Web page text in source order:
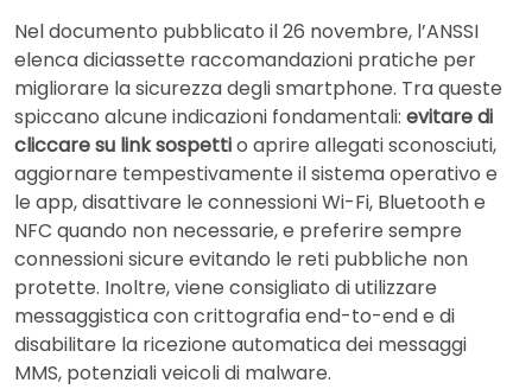
Nel documento pubblicato il 26 novembre, l’ANSSI
elenca diciassette raccomandazioni pratiche per
migliorare la sicurezza degli smartphone. Tra queste
spiccano alcune indicazioni fondamentali: evitare di
cliccare su link sospettio aprire allegati sconosciuti,
aggiornare tempestivamente il sistema operativo e
le app, disattivare le connessioni Wi-Fi, Bluetooth e
NFC quando non necessarie, e preferire sempre
connessioni sicure evitando le reti pubbliche non
protette. Inoltre, viene consigliato di utilizzare
messaggistica con crittografia end-to-end e di
disabilitare la ricezione automatica dei messaggi
MMS, potenziali veicoli di malware.